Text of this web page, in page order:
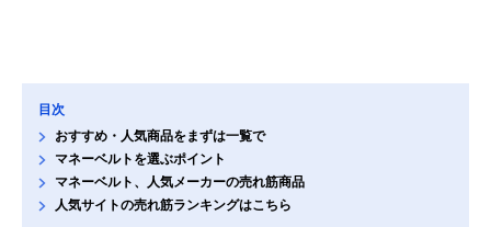
目次
おすすめ・人気商品をまずは一覧で
マネーベルトを選ぶポイント
マネーベルト、人気メーカーの売れ筋商品
人気サイトの売れ筋ランキングはこちら